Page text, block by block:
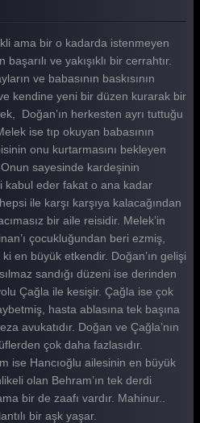
ama bir o kadarda istenmeyen
ve yakışıklı bir cerrahtır.
ve babasının baskısının
kendine yeni bir düzen kurarak bir
Doğan’ın herkesten ayrı tuttuğu
ise tıp okuyan babasının
onu kurtarmasını bekleyen
sayesinde kardeşinin
kabul eder fakat o ana kadar
ile karşı karşıya kalacağından
bir aile reisidir. Melek’in
çocukluğundan beri ezmiş,
ki en büyük etkendir. Doğan’ın gelişi
sandığı düzeni ise derinden
Çağla ile kesişir. Çağla ise çok
hasta ablasına tek başına
avukatıdır. Doğan ve Çağla’nın
çok daha fazlasıdır.
ise Hancıoğlu ailesinin en büyük
olan Behram’ın tek derdi
bir de zaafı vardır. Mahinur..
bir aşk yaşar.